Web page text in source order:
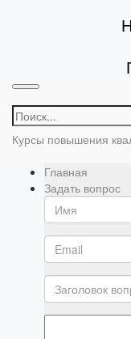
Курсы повышения
Главная
Задать вопрос